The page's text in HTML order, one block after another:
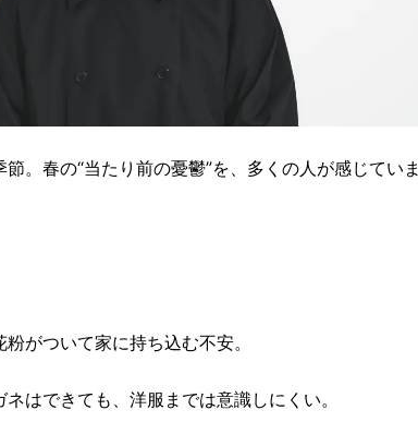
。春の“当たり前の憂鬱”を、多くの人が感じていま
がついて家に持ち込む不安。
はできても、洋服までは意識しにくい。